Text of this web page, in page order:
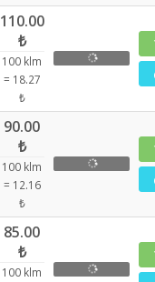
110.00
₺
100 klm
= 18.27
₺
90.00
₺
100 klm
= 12.16
₺
85.00
₺
100 klm